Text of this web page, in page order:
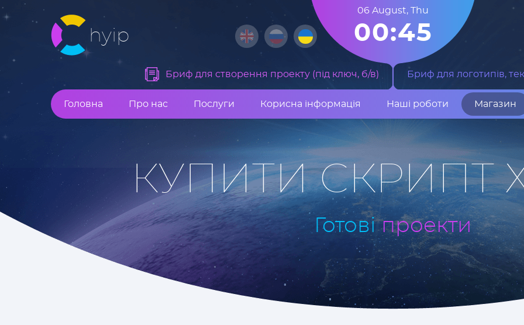
hyip
06 August, Thu
00:45
Бриф для створення проекту (під ключ, б/в) Бриф для логотипів,
Головна Про нас Послуги Корисна інформація Наші роботи Магазин
КУПИТИ СКРИПТ
Готові проекти